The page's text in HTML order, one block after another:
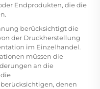
Endprodukten, die die
berücksichtigt die
der Druckherstellung
im Einzelhandel.
müssen die
an die
denen